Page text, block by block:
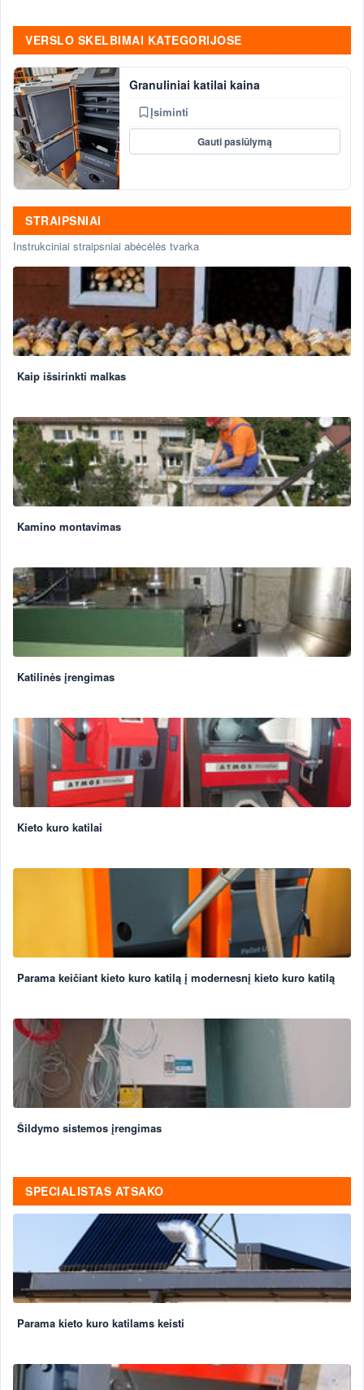
VERSLO SKELBIMAI KATEGORIJOSE
Granuliniai katilai kaina
Įsiminti
Gauti pasiūlymą
STRAIPSNIAI
Instrukciniai straipsniai abėcėlės tvarka
Kaip išsirinkti malkas
Kamino montavimas
Katilinės įrengimas
Kieto kuro katilai
Parama keičiant kieto kuro katilą į modernesnį kieto kuro katilą
Šildymo sistemos įrengimas
SPECIALISTAS ATSAKO
Parama kieto kuro katilams keisti